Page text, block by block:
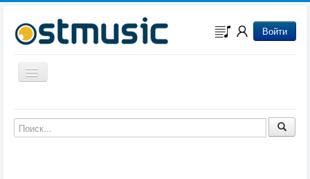
Войти
Включить/выключить навигацию
Музыка из мультфильмов
Музыка из сериалов